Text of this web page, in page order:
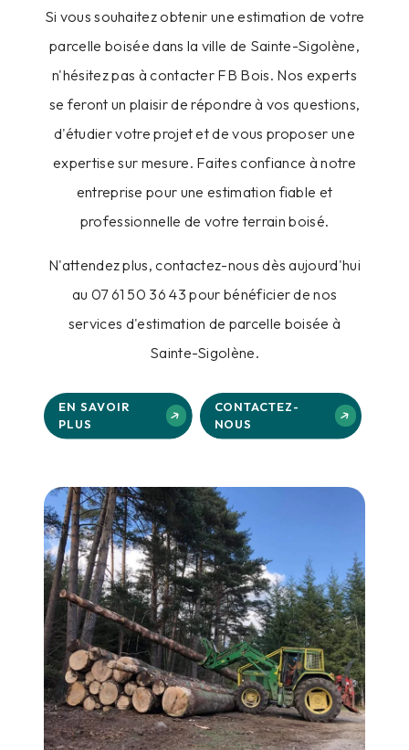
Si vous souhaitez obtenir une estimation de votre
parcelle boisée dans la ville de Sainte-Sigolène,
n'hésitez pas à contacter FB Bois. Nos experts
se feront un plaisir de répondre à vos questions,
d'étudier votre projet et de vous proposer une
expertise sur mesure. Faites confiance à notre
entreprise pour une estimation fiable et
professionnelle de votre terrain boisé.
N'attendez plus, contactez-nous dès aujourd'hui
au 07 61 50 36 43 pour bénéficier de nos
services d'estimation de parcelle boisée à
Sainte-Sigolène.
EN SAVOIR
PLUS
CONTACTEZ-
NOUS